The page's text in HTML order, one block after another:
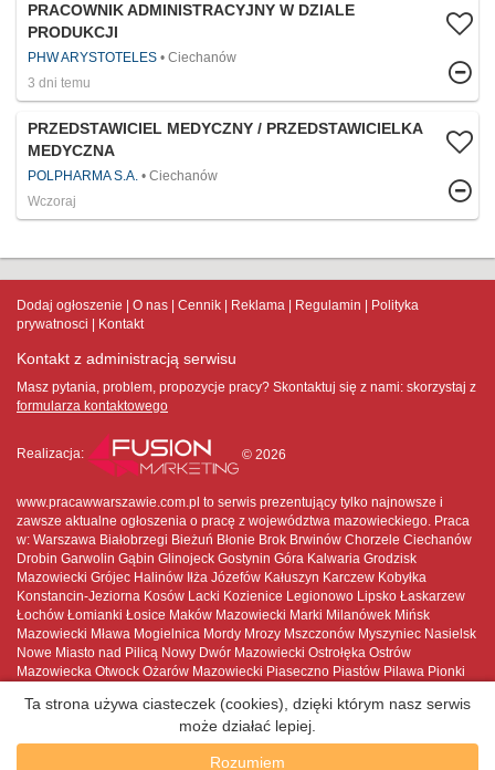
PRACOWNIK ADMINISTRACYJNY W DZIALE
PRODUKCJI
PHW ARYSTOTELES
Ciechanów
3 dni temu
PRZEDSTAWICIEL MEDYCZNY / PRZEDSTAWICIELKA
MEDYCZNA
POLPHARMA S.A.
Ciechanów
Wczoraj
Dodaj ogłoszenie O nas Cennik Reklama Regulamin
Polityka
prywatnosci
Kontakt
Kontakt z administracją serwisu
Masz pytania, problem, propozycje pracy? Skontaktuj się z nami: skorzystaj z
formularza kontaktowego
Realizacja: © 2026
www.pracawwarszawie.com.pl to serwis prezentujący tylko najnowsze i
zawsze aktualne ogłoszenia o pracę z województwa mazowieckiego. Praca
w: Warszawa Białobrzegi Bieżuń Błonie Brok Brwinów Chorzele Ciechanów
Drobin Garwolin Gąbin Glinojeck Gostynin Góra Kalwaria Grodzisk
Mazowiecki Grójec Halinów Iłża Józefów Kałuszyn Karczew Kobyłka
Konstancin-Jeziorna Kosów Lacki Kozienice Legionowo Lipsko Łaskarzew
Łochów Łomianki Łosice Maków Mazowiecki Marki Milanówek Mińsk
Mazowiecki Mława Mogielnica Mordy Mrozy Mszczonów Myszyniec Nasielsk
Nowe Miasto nad Pilicą Nowy Dwór Mazowiecki Ostrołęka Ostrów
Mazowiecka Otwock Ożarów Mazowiecki Piaseczno Piastów Pilawa Pionki
Raciąż Radom Radzymin Różan Serock Siedlce Sierpc Skaryszew
Sochaczew Sokołów Podlaski Sulejówek Szydłowiec Tarczyn Tłuszcz Warka
Warszawa Węgrów Wołomin Wyszków Wyszogród Wyśmierzyce Zakroczym
Ząbki Zielonka Zwoleń Żelechów Żuromin Żyrardów
Ta strona używa ciasteczek (cookies), dzięki którym nasz serwis
może działać lepiej.
Rozumiem